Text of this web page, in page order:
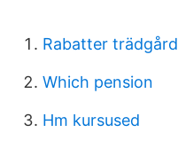
Rabatter trädgård
Which pension
Hm kursused